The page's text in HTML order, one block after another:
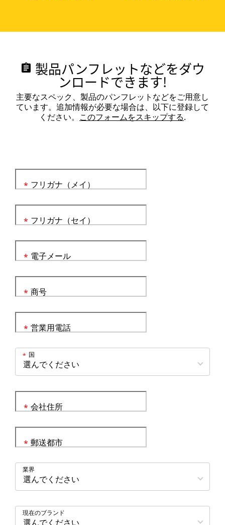
assignment 製品パンフレットなどをダウ
ンロードできます!
主要なスペック、製品のパンフレットなどをご用意し
ています。追加情報が必要な場合は、以下に登録して
ください。 このフォームをスキップする.
フリガナ（メイ）
*
フリガナ（セイ）
*
電子メール
*
商号
*
営業用電話
*
国
*
会社住所
*
郵送都市
*
業界
現在のブランド